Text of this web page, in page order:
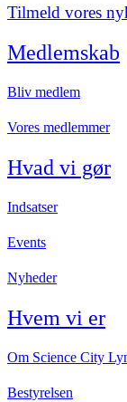
Tilmeld vores
Medlemskab
Bliv medlem
Vores medlemmer
Hvad vi gør
Indsatser
Events
Nyheder
Hvem vi er
Om Science City
Bestyrelsen